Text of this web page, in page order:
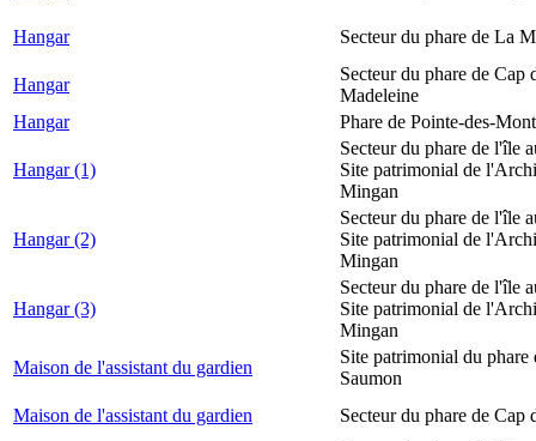
Hangar Secteur du phare de La
Hangar
Secteur du phare de Cap
Madeleine
Hangar
Phare de Pointe-des-
Hangar (1)
Secteur du phare de l'île
Site patrimonial de
Mingan
Hangar (2)
Secteur du phare de l'île
Site patrimonial de
Mingan
Hangar (3)
Secteur du phare de l'île
Site patrimonial de
Mingan
Maison de l'assistant du gardien
Site patrimonial du phare
Saumon
Maison de l'assistant du gardien
Secteur du phare de Cap